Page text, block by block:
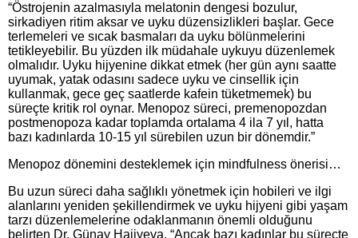
“Östrojenin azalmasıyla melatonin dengesi bozulur,
sirkadiyen ritim aksar ve uyku düzensizlikleri başlar. Gece
terlemeleri ve sıcak basmaları da uyku bölünmelerini
tetikleyebilir. Bu yüzden ilk müdahale uykuyu düzenlemek
olmalıdır. Uyku hijyenine dikkat etmek (her gün aynı saatte
uyumak, yatak odasını sadece uyku ve cinsellik için
kullanmak, gece geç saatlerde kafein tüketmemek) bu
süreçte kritik rol oynar. Menopoz süreci, premenopozdan
postmenopoza kadar toplamda ortalama 4 ila 7 yıl, hatta
bazı kadınlarda 10-15 yıl sürebilen uzun bir dönemdir.”
Menopoz dönemini desteklemek için mindfulness önerisi…
Bu uzun süreci daha sağlıklı yönetmek için hobileri ve ilgi
alanlarını yeniden şekillendirmek ve uyku hijyeni gibi yaşam
tarzı düzenlemelerine odaklanmanın önemli olduğunu
belirten Dr. Günay Hajiyeva, “Ancak bazı kadınlar bu süreçte